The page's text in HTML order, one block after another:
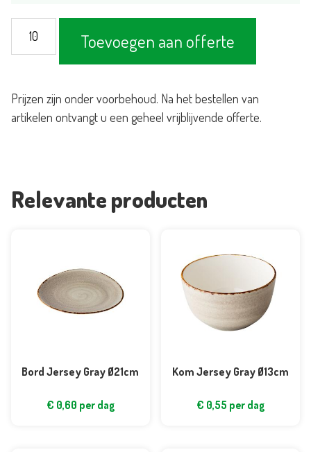
diep
Ø23,5cm
aantal
Toevoegen aan offerte
Prijzen zijn onder voorbehoud. Na het bestellen van
artikelen ontvangt u een geheel vrijblijvende offerte.
Relevante producten
Bord Jersey Gray Ø21cm
€ 0,60 per dag
Kom Jersey Gray Ø13cm
€ 0,55 per dag